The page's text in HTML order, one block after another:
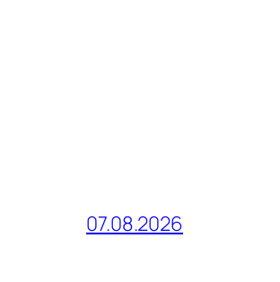
07.08.2026